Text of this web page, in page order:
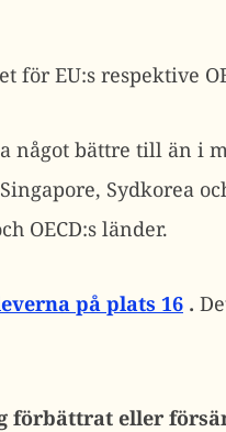
för EU:s respektive
något bättre till än i
Sydkorea
OECD:s länder.
på plats 16 .
förbättrat eller